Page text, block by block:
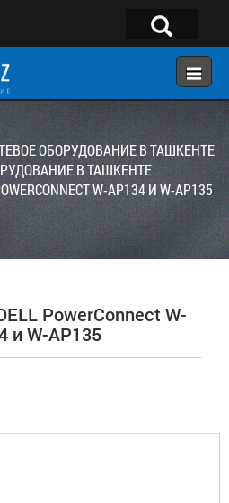
×
ОБОРУДОВАНИЕ В ТАШКЕНТЕ
В ТАШКЕНТЕ
W-AP134 И W-AP135
PowerConnect W-
и W-AP135